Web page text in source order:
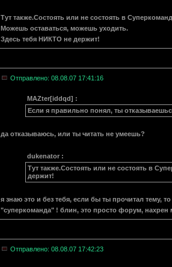
Тут также.Состоять или не состоять в
Можешь оставаться, можешь уходить.
Здесь тебя НИКТО не держит!
Отправлено: 08.08.07 17:41:16
MAZter[iddqd] :
Если я правильно понял, ты
да отказываюсь, или ты читать не умеешь?
dukenator :
Тут также.Состоять или не состоять в
держит!
я знаю это и без тебя, если бы ты прочитал тему,
"суперкоманда" ! блин, это просто форум, нахрен
Отправлено: 08.08.07 17:42:23